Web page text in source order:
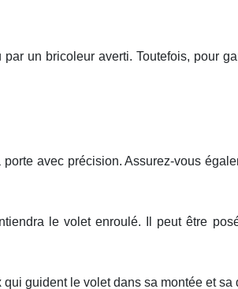
un bricoleur averti. Toutefois, pour
avec précision. Assurez-vous
le volet enroulé. Il peut être
guident le volet dans sa montée et sa